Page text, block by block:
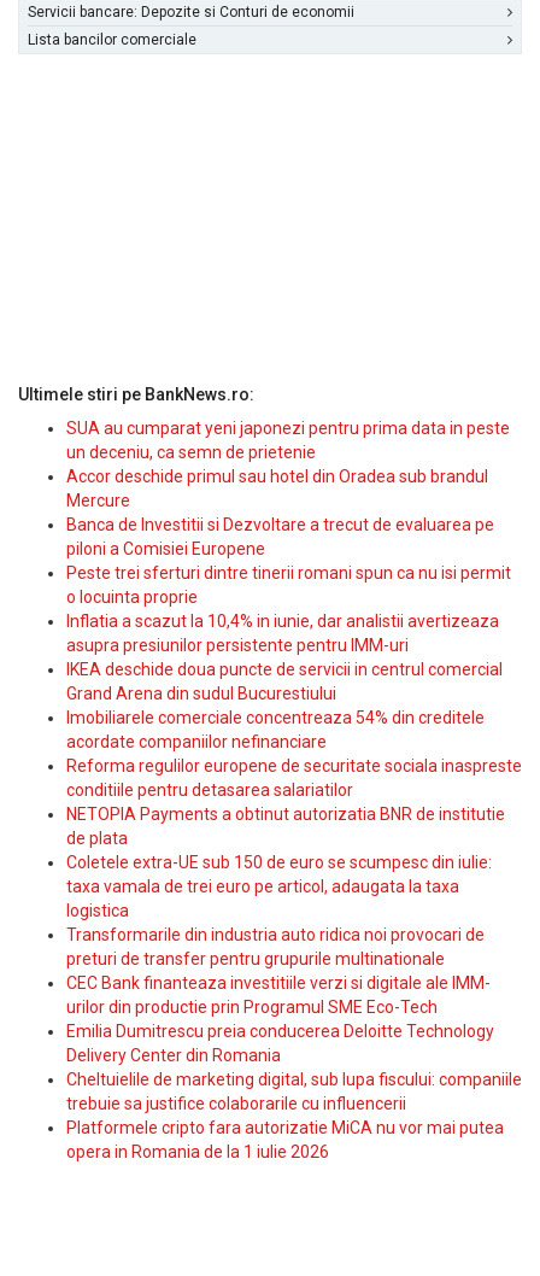
Servicii bancare: Depozite si Conturi de economii
Lista bancilor comerciale
Ultimele stiri pe BankNews.ro:
SUA au cumparat yeni japonezi pentru prima data in peste
un deceniu, ca semn de prietenie
Accor deschide primul sau hotel din Oradea sub brandul
Mercure
Banca de Investitii si Dezvoltare a trecut de evaluarea pe
piloni a Comisiei Europene
Peste trei sferturi dintre tinerii romani spun ca nu isi permit
o locuinta proprie
Inflatia a scazut la 10,4% in iunie, dar analistii avertizeaza
asupra presiunilor persistente pentru IMM-uri
IKEA deschide doua puncte de servicii in centrul comercial
Grand Arena din sudul Bucurestiului
Imobiliarele comerciale concentreaza 54% din creditele
acordate companiilor nefinanciare
Reforma regulilor europene de securitate sociala inaspreste
conditiile pentru detasarea salariatilor
NETOPIA Payments a obtinut autorizatia BNR de institutie
de plata
Coletele extra-UE sub 150 de euro se scumpesc din iulie:
taxa vamala de trei euro pe articol, adaugata la taxa
logistica
Transformarile din industria auto ridica noi provocari de
preturi de transfer pentru grupurile multinationale
CEC Bank finanteaza investitiile verzi si digitale ale IMM-
urilor din productie prin Programul SME Eco-Tech
Emilia Dumitrescu preia conducerea Deloitte Technology
Delivery Center din Romania
Cheltuielile de marketing digital, sub lupa fiscului: companiile
trebuie sa justifice colaborarile cu influencerii
Platformele cripto fara autorizatie MiCA nu vor mai putea
opera in Romania de la 1 iulie 2026